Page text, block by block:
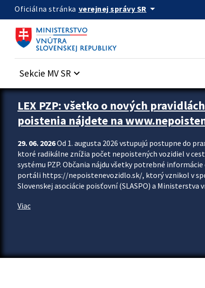
Preskocit na hlavný obsah
Oficiálna stránka verejnej správy SR arrow_drop_down
Sekcie MV SR keyboard_arrow_down
Zastavit automatický posun upútavok
LEX PZP: všetko o nových
poistenia nájdete na
29. 06. 2026Od 1. augusta 2026 vstupujú postupne do
ktoré radikálne znížia počet nepoistených vozidiel v
systému PZP. Občania nájdu všetky potrebné
portáli https://nepoistenevozidlo.sk/, ktorý vznikol v
Slovenskej asociácie poisťovní (SLASPO) a Ministerstva
Viac